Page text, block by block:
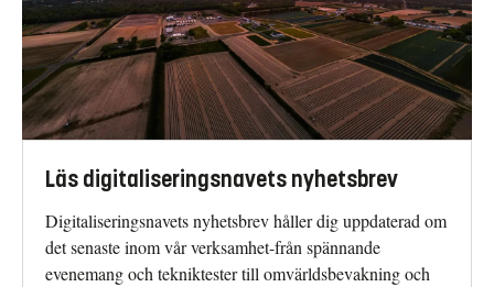
Läs digitaliseringsnavets nyhetsbrev
Digitaliseringsnavets nyhetsbrev håller dig uppdaterad om
det senaste inom vår verksamhet-från spännande
evenemang och tekniktester till omvärldsbevakning och